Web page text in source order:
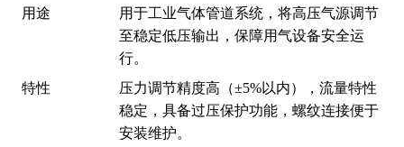
用途
用于工业气体管道系统，将高压气源调节
至稳定低压输出，保障用气设备安全运
行。
特性
压力调节精度高（±5%以内），流量特性
稳定，具备过压保护功能，螺纹连接便于
安装维护。